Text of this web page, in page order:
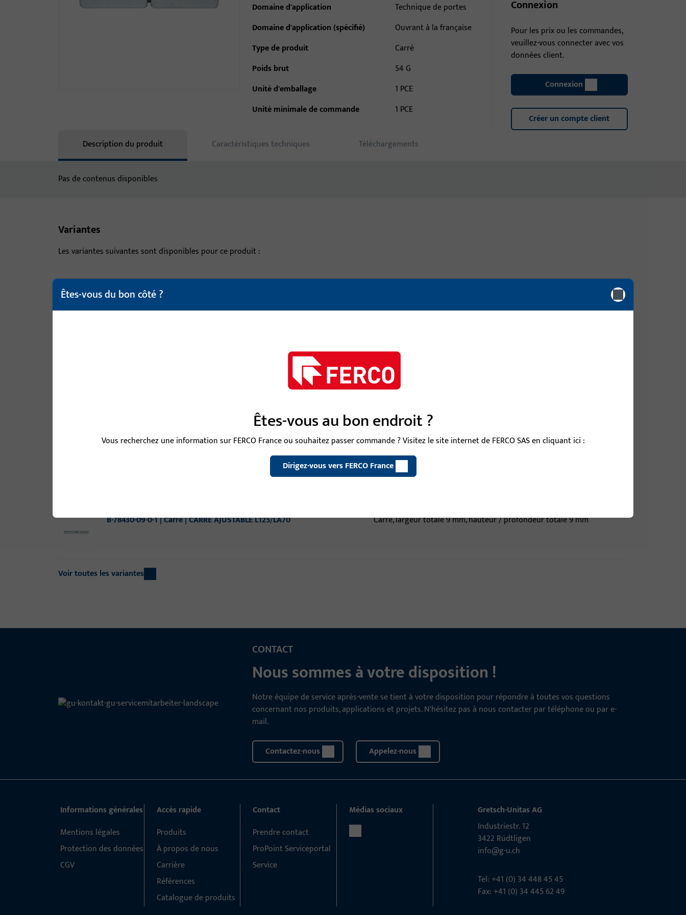
Domaine d'application
Technique de portes
Domaine d'application (spécifié)
Ouvrant à la française
Type de produit
Carré
Poids brut
54 G
Unité d'emballage
1 PCE
Unité minimale de commande
1 PCE
Connexion
Pour les prix ou les commandes,
veuillez-vous connecter avec vos
données client.
Connexion
Créer un compte client
Description du produit
Caractéristiques techniques Téléchargements
Pas de contenus disponibles
Variantes
Les variantes suivantes sont disponibles pour ce produit :
B-78430-05-0-1 | Carré | CARRE DIVISE 9 MM LI25/LA50 Carré, largeur totale 9 mm, hauteur / profondeur totale 9 mm
B-78430-07-0-1 | Carré | CARRE DIVISE 9 MM LI25/LA60 Carré, largeur totale 9 mm, hauteur / profondeur totale 9 mm
B-78430-08-0-1 | Carré | CARRE DIVISE 9 MM LI25/LA65 Carré, largeur totale 9 mm, hauteur / profondeur totale 9 mm
B-78430-09-0-1 | Carré | CARRE AJUSTABLE L125/LA70 Carré, largeur totale 9 mm, hauteur / profondeur totale 9 mm
Voir toutes les variantes
CONTACT
Nous sommes à votre disposition !
Notre équipe de service après-vente se tient à votre disposition pour répondre à toutes vos questions
concernant nos produits, applications et projets. N'hésitez pas à nous contacter par téléphone ou par e-
mail.
Contactez-nous Appelez-nous
Êtes-vous du bon côté ?
Êtes-vous au bon endroit ?
Vous recherchez une information sur FERCO France ou souhaitez passer commande ? Visitez le site internet de FERCO SAS en cliquant ici :
Dirigez-vous vers FERCO France
Informations générales
Mentions légales
Protection des données
CGV
Accès rapide
Produits
À propos de nous
Carrière
Références
Catalogue de produits
Contact
Prendre contact
ProPoint Serviceportal
Service
Médias sociaux
Gretsch-Unitas AG
Indu­s­triestr. 12
3422 Rüdt­ligen
info@g-u.ch
Tel: +41 (0) 34 448 45 45
Fax: +41 (0) 34 445 62 49